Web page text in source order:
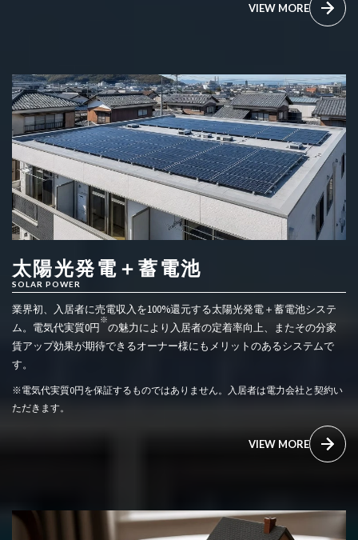
VIEW MORE
太陽光発電＋蓄電池
SOLAR POWER
業界初、入居者に売電収入を100%還元する太陽光発電＋蓄電池システ
ム。電気代実質0円
※
の魅力により入居者の定着率向上、またその分家
賃アップ効果が期待できるオーナー様にもメリットのあるシステムで
す。
※電気代実質0円を保証するものではありません。入居者は電力会社と契約い
ただきます。
VIEW MORE